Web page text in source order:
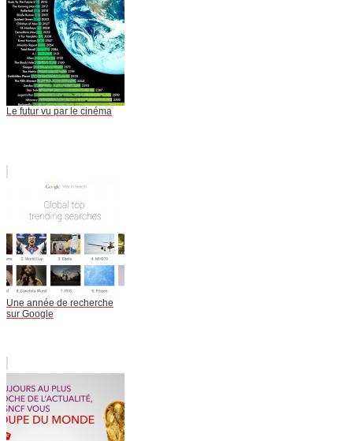
Le futur vu par le cinéma
Une année de recherche
sur Google